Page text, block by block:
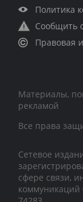
Политика
Сообщить
Правовая
Материалы,
рекламой
Все права
Сетевое
сфере связи,